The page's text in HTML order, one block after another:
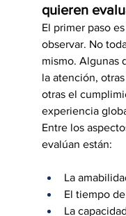
quieren
El primer paso
observar. No
mismo. Algunas
la atención,
otras el
experiencia
Entre los
evalúan están:
La
El tiempo
La